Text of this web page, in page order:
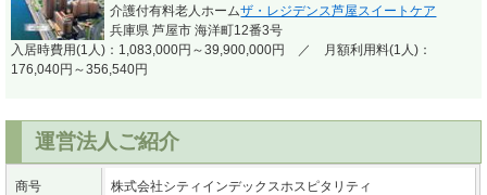
介護付有料老人ホームザ・レジデンス芦屋スイートケア
兵庫県 芦屋市 海洋町12番3号
入居時費用(1人)：1,083,000円～39,900,000円 ／ 月額利用料(1人)：
176,040円～356,540円
運営法人ご紹介
商号 株式会社シティインデックスホスピタリティ